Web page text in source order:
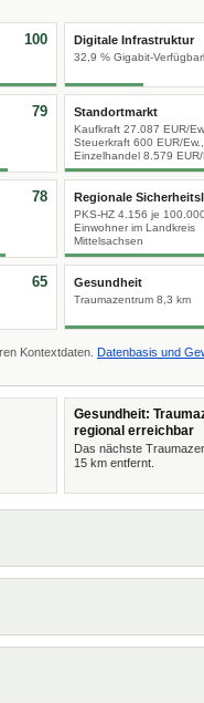
100 Digitale Infrastruktur
32,9 % Gigabit-
79 Standortmarkt
Kaufkraft 27.087 EUR/Ew.,
Steuerkraft 600 EUR/Ew.,
Einzelhandel 8.579 EUR/
78 Regionale
PKS-HZ 4.156 je
Einwohner im Landkreis
Mittelsachsen
65 Gesundheit
Traumazentrum 8,3 km
Kontextdaten. Datenbasis und
Gesundheit:
regional erreichbar
Das nächste
15 km entfernt.